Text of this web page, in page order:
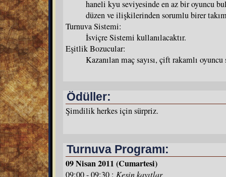
haneli kyu seviyesinde en az bir oyuncu
düzen ve ilişkilerinden sorumlu birer
Turnuva Sistemi:
İsviçre Sistemi kullanılacaktır.
Eşitlik Bozucular:
Kazanılan maç sayısı, çift rakamlı
Ödüller:
Şimdilik herkes için sürpriz.
Turnuva Programı:
09 Nisan 2011 (Cumartesi)
09:00 - 09:30 : Kesin kayıtlar